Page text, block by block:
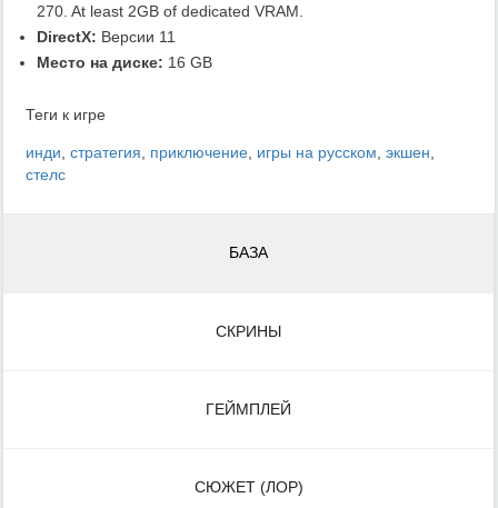
270. At least 2GB of dedicated VRAM.
DirectX: Версии 11
Место на диске: 16 GB
Теги к игре
инди, стратегия, приключение, игры на русском, экшен,
стелс
БАЗА
СКРИНЫ
ГЕЙМПЛЕЙ
СЮЖЕТ (ЛОР)